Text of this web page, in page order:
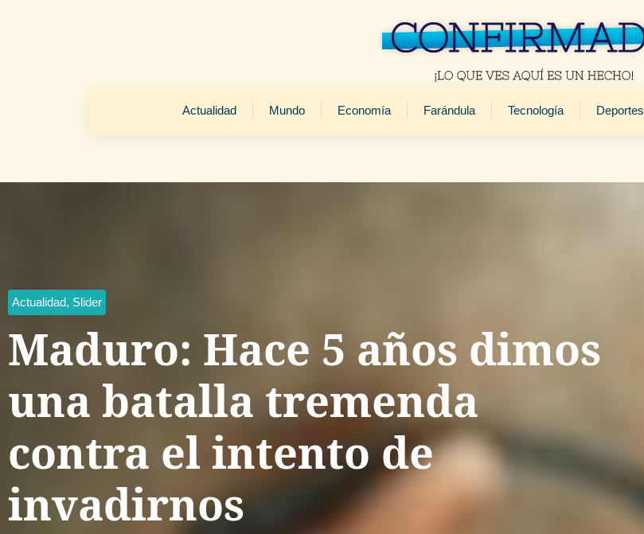
Actualidad Mundo Economía Farándula Tecnología Deportes
Actualidad, Slider
Maduro: Hace 5 años dimos
una batalla tremenda
contra el intento de
invadirnos